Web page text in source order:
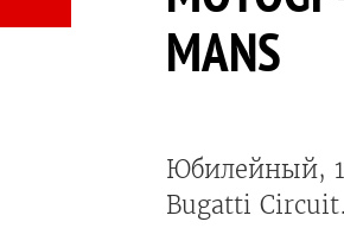
MANS
Юбилейный,
Bugatti